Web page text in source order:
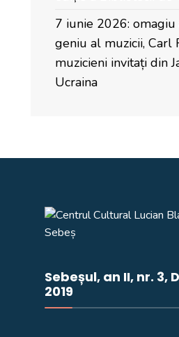
7 iunie 2026:
geniu al muzicii, Carl
muzicieni invitați din
Ucraina
Sebeșul, an II, nr. 3,
2019